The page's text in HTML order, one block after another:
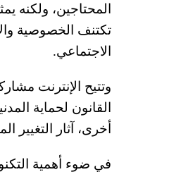
المحتاجين، ولكنه
تكتنف الخصوصية
الاجتماعي.
وتتيح الإنترنت
القانون لحماية
أخرى، آثار التغيير
في ضوء أهمية